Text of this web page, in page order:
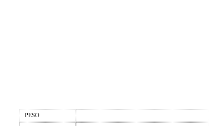
PESO